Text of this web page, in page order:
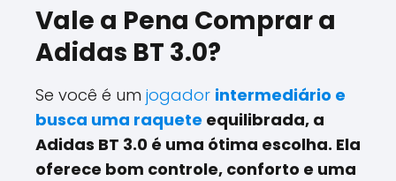
Vale a Pena Comprar a
Adidas BT 3.0?
Se você é um jogador intermediário e
busca uma raquete equilibrada, a
Adidas BT 3.0 é uma ótima escolha. Ela
oferece bom controle, conforto e uma